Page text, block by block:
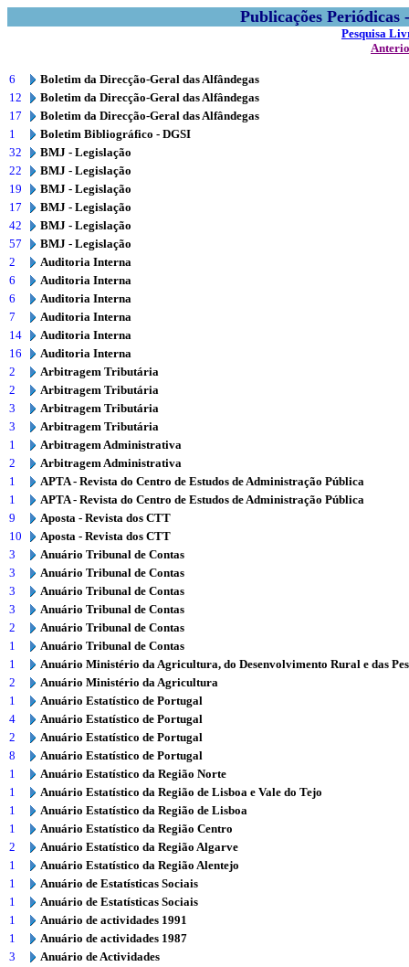
Publicações
Pesquisa
6
Boletim da Direcção-Geral das Alfândegas
12
Boletim da Direcção-Geral das Alfândegas
17
Boletim da Direcção-Geral das Alfândegas
1
Boletim Bibliográfico - DGSI
32
BMJ - Legislação
22
BMJ - Legislação
19
BMJ - Legislação
17
BMJ - Legislação
42
BMJ - Legislação
57
BMJ - Legislação
2
Auditoria Interna
6
Auditoria Interna
6
Auditoria Interna
7
Auditoria Interna
14
Auditoria Interna
16
Auditoria Interna
2
Arbitragem Tributária
2
Arbitragem Tributária
3
Arbitragem Tributária
3
Arbitragem Tributária
1
Arbitragem Administrativa
2
Arbitragem Administrativa
1
APTA - Revista do Centro de Estudos de Administração Pública
1
APTA - Revista do Centro de Estudos de Administração Pública
9
Aposta - Revista dos CTT
10
Aposta - Revista dos CTT
3
Anuário Tribunal de Contas
3
Anuário Tribunal de Contas
3
Anuário Tribunal de Contas
3
Anuário Tribunal de Contas
2
Anuário Tribunal de Contas
1
Anuário Tribunal de Contas
1
Anuário Ministério da Agricultura, do Desenvolvimento Rural e das
2
Anuário Ministério da Agricultura
1
Anuário Estatístico de Portugal
4
Anuário Estatístico de Portugal
2
Anuário Estatístico de Portugal
8
Anuário Estatístico de Portugal
1
Anuário Estatístico da Região Norte
1
Anuário Estatístico da Região de Lisboa e Vale do Tejo
1
Anuário Estatístico da Região de Lisboa
1
Anuário Estatístico da Região Centro
2
Anuário Estatístico da Região Algarve
1
Anuário Estatístico da Região Alentejo
1
Anuário de Estatísticas Sociais
1
Anuário de Estatísticas Sociais
1
Anuário de actividades 1991
1
Anuário de actividades 1987
3
Anuário de Actividades